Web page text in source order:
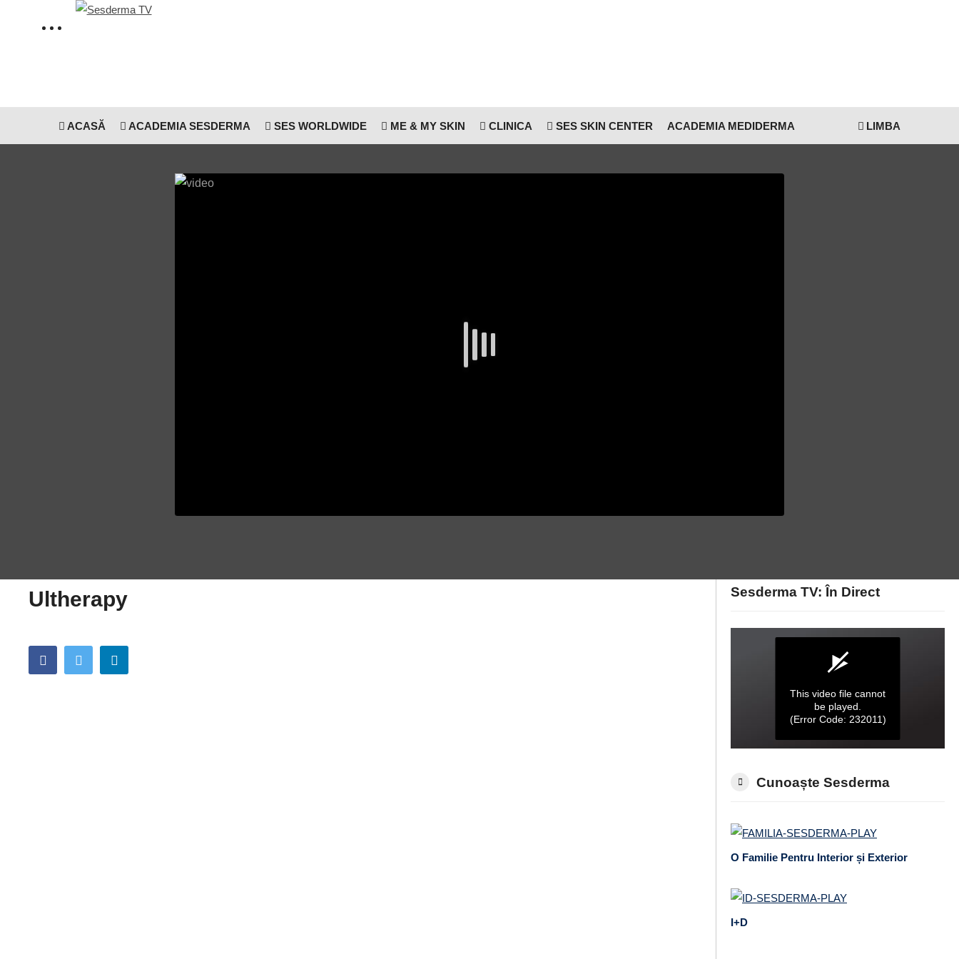
ACASĂ ACADEMIA SESDERMA SES WORLDWIDE ME & MY SKIN CLINICA SES SKIN CENTER ACADEMIA MEDIDERMA LIMBA
Ultherapy Sesderma TV: În Direct
Cunoaște Sesderma
O Familie Pentru Interior și Exterior
I+D